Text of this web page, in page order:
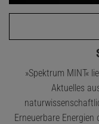
»Spektrum MINT«
Aktuelles
Erneuerbare